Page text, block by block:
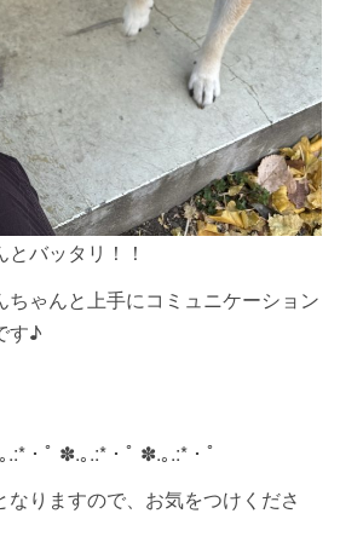
バッタリ！！
ちゃんと上手にコミュニケーション
す♪
・ﾟ ✽.｡.:*・ﾟ ✽.｡.:*・ﾟ
りますので、お気をつけくださ